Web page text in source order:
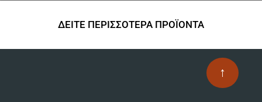
ΔΕΙΤΕ ΠΕΡΙΣΣΟΤΕΡΑ ΠΡΟΪΟΝΤΑ
↑